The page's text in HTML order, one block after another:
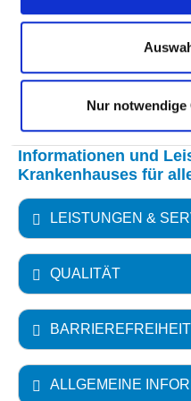
Nur notwendige
WEITERE
FACHABTEILUNG
Informationen und
Krankenhauses für
LEISTUNGEN &
QUALITÄT
BARRIEREFREIHEIT
ALLGEMEINE